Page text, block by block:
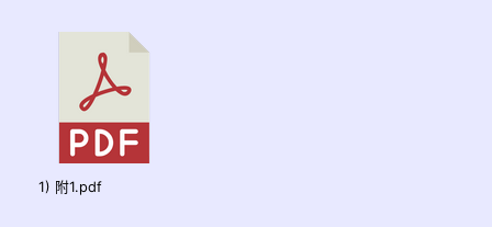
1) 附1.pdf